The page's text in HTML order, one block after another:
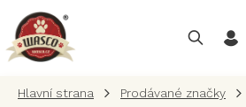
obsah
Prodávané značky